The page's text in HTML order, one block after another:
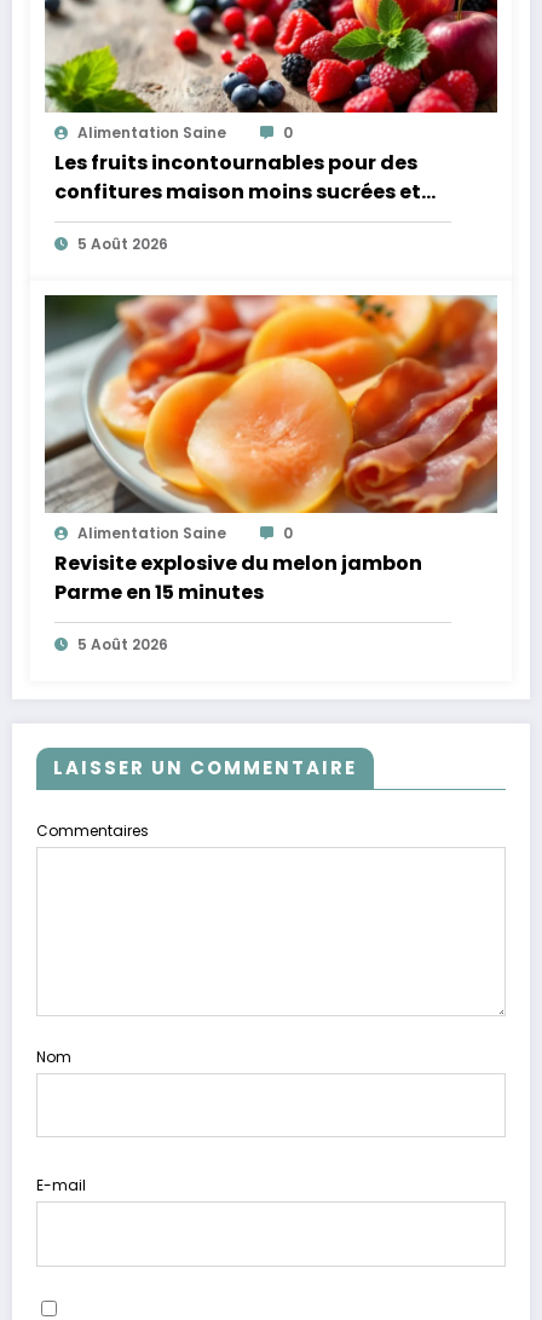
Alimentation Saine 0
Les fruits incontournables pour des
confitures maison moins sucrées et
plus légères
5 Août 2026
Alimentation Saine 0
Revisite explosive du melon jambon
Parme en 15 minutes
5 Août 2026
LAISSER UN COMMENTAIRE
Commentaires
Nom
E-mail